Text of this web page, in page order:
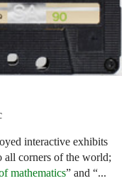
interactive exhibits
all corners of the world;
mathematics” and “...